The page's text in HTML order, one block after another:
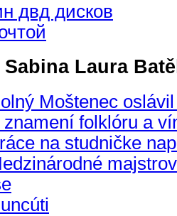
двд дисков
Laura
Moštenec
znamení folklóru a
na studničke